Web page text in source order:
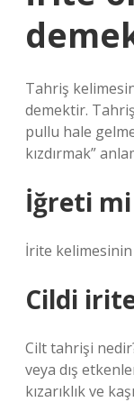
Tahriş
demektir.
pullu hale
kızdırmak”
İğreti
İrite kelimesinin
Cildi
Cilt tahrişi
veya dış
kızarıklık ve